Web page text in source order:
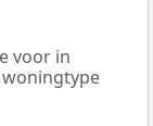
voor in